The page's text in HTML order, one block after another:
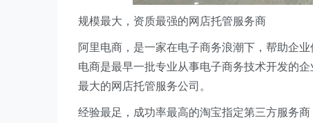
规模最大，资质最强的网店托管服务商
阿里电商，是一家在电子商务浪潮下，帮助企
电商是最早一批专业从事电子商务技术开发的
最大的网店托管服务公司。
经验最足，成功率最高的淘宝指定第三方服务商